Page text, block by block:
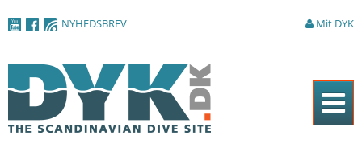
NYHEDSBREV Mit DYK